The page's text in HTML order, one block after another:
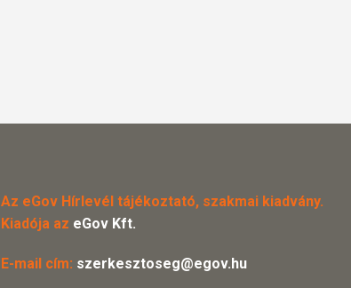
Az eGov Hírlevél tájékoztató, szakmai kiadvány.
Kiadója az eGov Kft.
E-mail cím: szerkesztoseg@egov.hu